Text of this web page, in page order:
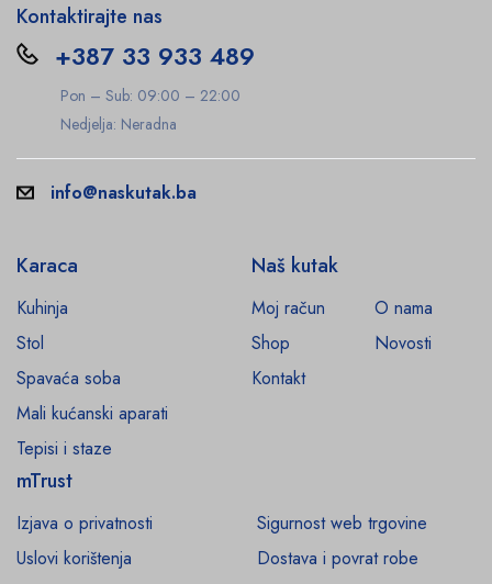
Kontaktirajte nas
+387 33 933 489
Pon – Sub: 09:00 – 22:00
Nedjelja: Neradna
info@naskutak.ba
Karaca
Kuhinja
Stol
Spavaća soba
Mali kućanski aparati
Tepisi i staze
Naš kutak
Moj račun
O nama
Shop
Novosti
Kontakt
mTrust
Izjava o privatnosti
Sigurnost web trgovine
Uslovi korištenja
Dostava i povrat robe